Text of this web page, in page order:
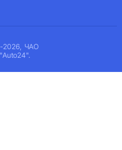
2026, ЧАО